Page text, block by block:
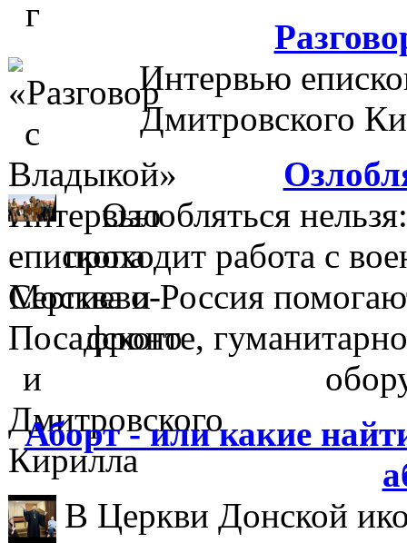
Интервью
Дмитровского
Озлобляться
проходит работа с
Москва и Россия
фронте,
Аборт - или какие
В Церкви Донской